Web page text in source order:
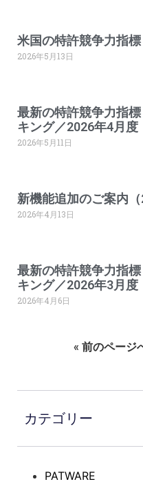
米国の特許競争力指
2026年5月13日
最新の特許競争力指
キング／2026年4月度
2026年5月11日
新機能追加のご案内（
2026年4月13日
最新の特許競争力指
キング／2026年3月度
2026年4月6日
« 前のページ
カテゴリー
PATWARE